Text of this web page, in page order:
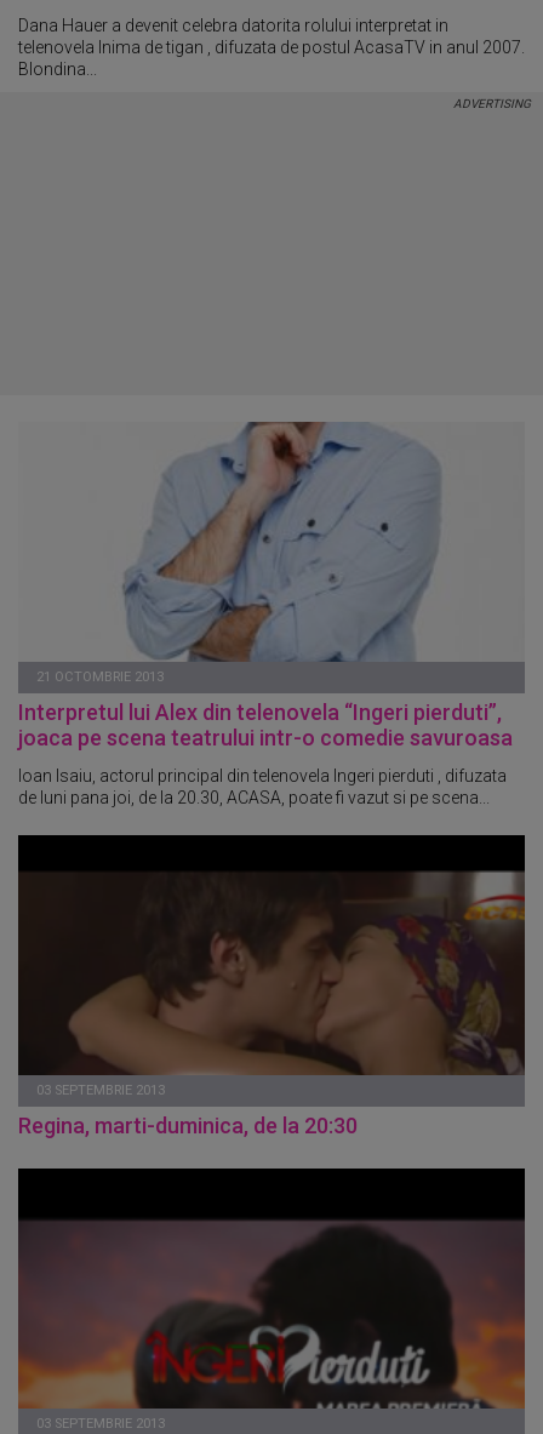
Dana Hauer a devenit celebra datorita rolului interpretat in
telenovela Inima de tigan , difuzata de postul AcasaTV in anul 2007.
Blondina...
21 OCTOMBRIE 2013
Interpretul lui Alex din telenovela “Ingeri pierduti”,
joaca pe scena teatrului intr-o comedie savuroasa
Ioan Isaiu, actorul principal din telenovela Ingeri pierduti , difuzata
de luni pana joi, de la 20.30, ACASA, poate fi vazut si pe scena...
03 SEPTEMBRIE 2013
Regina, marti-duminica, de la 20:30
03 SEPTEMBRIE 2013